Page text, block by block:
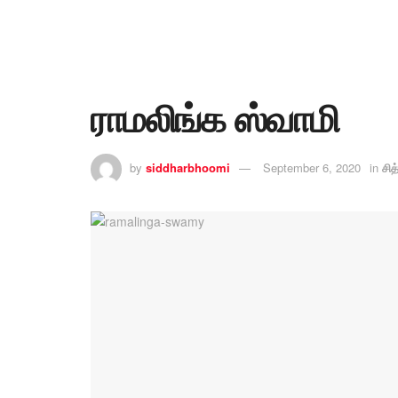
ராமலிங்க ஸ்வாமி
by siddharbhoomi September 6, 2020 in